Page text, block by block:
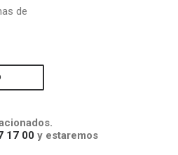
de
17 00 y estaremos